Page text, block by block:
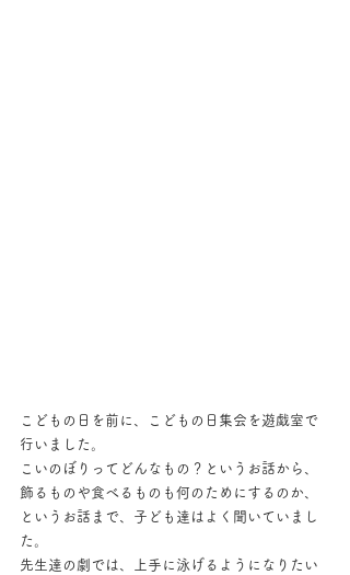
こどもの日を前に、こどもの日集会を遊戯室で
行いました。
こいのぼりってどんなもの？というお話から、
飾るものや食べるものも何のためにするのか、
というお話まで、子ども達はよく聞いていまし
た。
先生達の劇では、上手に泳げるようになりたい